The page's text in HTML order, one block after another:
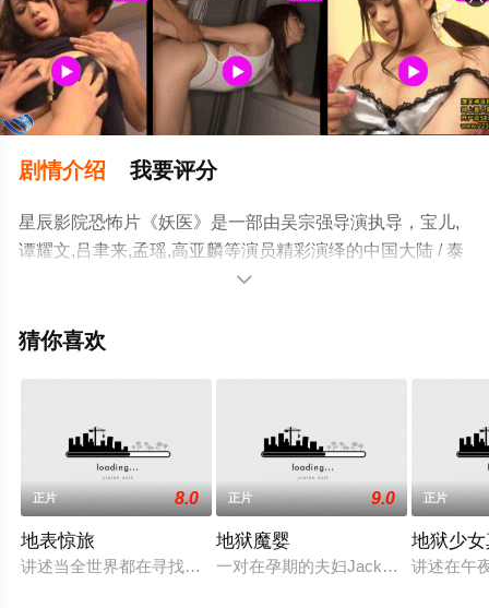
剧情介绍 我要评分
星辰影院恐怖片《妖医》是一部由吴宗强导演执导，宝儿,
谭耀文,吕聿来,孟瑶,高亚麟等演员精彩演绎的中国大陆 / 泰
国电影，大结局剧情已揭晓（1-1全集），手机免费观看高
移步至豆瓣电影、电视猫或剧情网等平台了解。

猜你喜欢
正片 8.0
地表惊旅
讲述当全世界都在寻找一种可以治愈灾难性病毒的方法时，一
正片 9.0
地狱魔婴
一对在孕期的夫妇Jack（罗伯·考德
正片
地狱少
讲述在午